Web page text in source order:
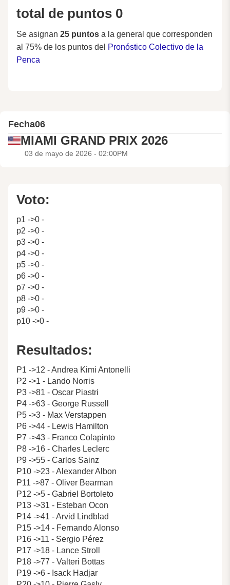
total de puntos 0
Se asignan 25 puntos a la general que corresponden
al 75% de los puntos del Pronóstico Colectivo de la
Penca
Fecha06
MIAMI GRAND PRIX 2026
03 de mayo de 2026 - 02:00PM
Voto:
p1 ->0 -
p2 ->0 -
p3 ->0 -
p4 ->0 -
p5 ->0 -
p6 ->0 -
p7 ->0 -
p8 ->0 -
p9 ->0 -
p10 ->0 -
Resultados:
P1 ->12 - Andrea Kimi Antonelli
P2 ->1 - Lando Norris
P3 ->81 - Oscar Piastri
P4 ->63 - George Russell
P5 ->3 - Max Verstappen
P6 ->44 - Lewis Hamilton
P7 ->43 - Franco Colapinto
P8 ->16 - Charles Leclerc
P9 ->55 - Carlos Sainz
P10 ->23 - Alexander Albon
P11 ->87 - Oliver Bearman
P12 ->5 - Gabriel Bortoleto
P13 ->31 - Esteban Ocon
P14 ->41 - Arvid Lindblad
P15 ->14 - Fernando Alonso
P16 ->11 - Sergio Pérez
P17 ->18 - Lance Stroll
P18 ->77 - Valteri Bottas
P19 ->6 - Isack Hadjar